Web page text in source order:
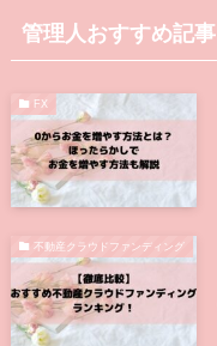
管理人おすすめ記事
FX
不動産クラウドファンディング